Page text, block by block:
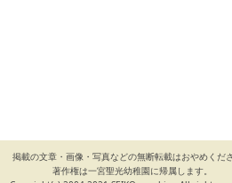
掲載の文章・画像・写真などの無断転載はおやめくださ
著作権は一宮聖光幼稚園に帰属します。